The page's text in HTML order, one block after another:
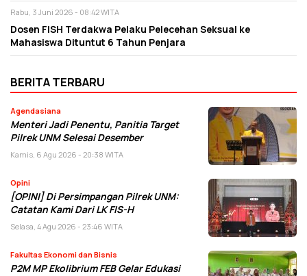
Rabu, 3 Juni 2026 - 08:42 WITA
Dosen FISH Terdakwa Pelaku Pelecehan Seksual ke
Mahasiswa Dituntut 6 Tahun Penjara
BERITA TERBARU
Agendasiana
Menteri Jadi Penentu, Panitia Target
Pilrek UNM Selesai Desember
Kamis, 6 Agu 2026 - 20:38 WITA
Opini
[OPINI] Di Persimpangan Pilrek UNM:
Catatan Kami Dari LK FIS-H
Selasa, 4 Agu 2026 - 23:46 WITA
Fakultas Ekonomi dan Bisnis
P2M MP Ekolibrium FEB Gelar Edukasi